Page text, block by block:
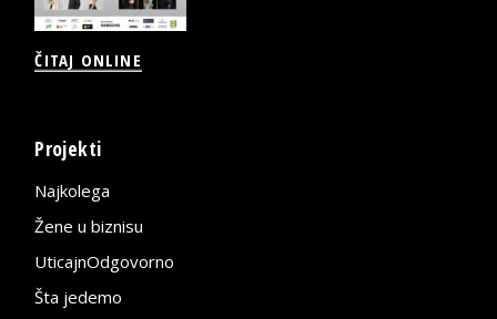
ČITAJ ONLINE
Projekti
Najkolega
Žene u biznisu
UticajnOdgovorno
Šta jedemo